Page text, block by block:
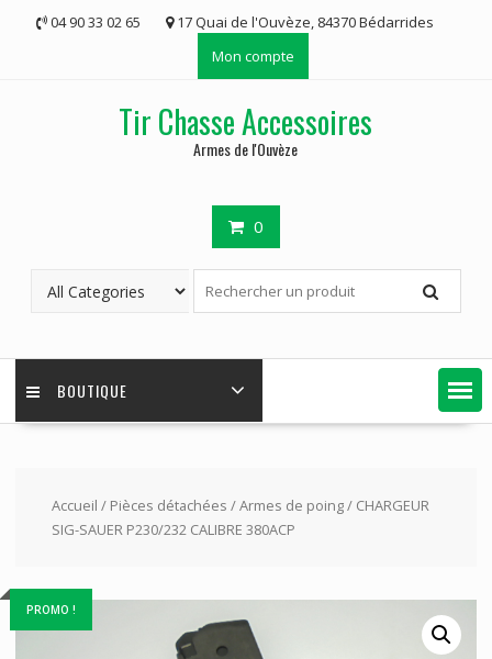
04 90 33 02 65
17 Quai de l'Ouvèze, 84370 Bédarrides
Mon compte
Tir Chasse Accessoires
Armes de l'Ouvèze
0
BOUTIQUE
Accueil / Pièces détachées /Armes de poing/ CHARGEUR
SIG-SAUER P230/232 CALIBRE 380ACP
PROMO !